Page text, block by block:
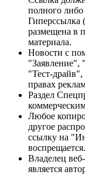
полного либо
Гиперссылка
размещена в
материала.
Новости с
"Тест-
правах
Раздел
Любое
другое
ссылку на
воспрещается.
Владелец
является